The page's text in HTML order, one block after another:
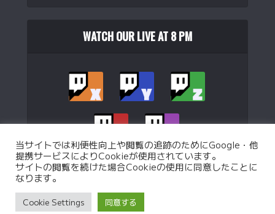
WATCH OUR LIVE AT 8 PM
Privacy Policy Custom battle Policy
当サイトでは利便性向上や閲覧の追跡のためにGoogle・他
提携サービスによりCookieが使用されています。
サイトの閲覧を続けた場合Cookieの使用に同意したことに
なります。
Cookie Settings 同意する